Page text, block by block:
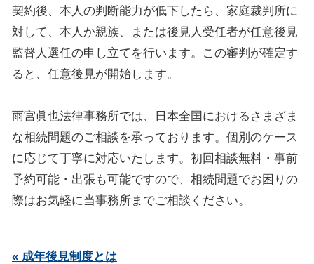
契約後、本人の判断能力が低下したら、家庭裁判所に
対して、本人か親族、または後見人受任者が任意後見
監督人選任の申し立てを行います。この審判が確定す
ると、任意後見が開始します。
雨宮眞也法律事務所では、日本全国におけるさまざま
な相続問題のご相談を承っております。個別のケース
に応じて丁寧に対応いたします。初回相談無料・事前
予約可能・出張も可能ですので、相続問題でお困りの
際はお気軽に当事務所までご相談ください。
« 成年後見制度とは